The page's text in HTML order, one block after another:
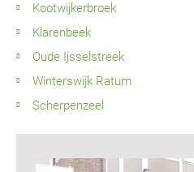
Kootwijkerbroek
Klarenbeek
Oude Ijsselstreek
Winterswijk Ratum
Scherpenzeel